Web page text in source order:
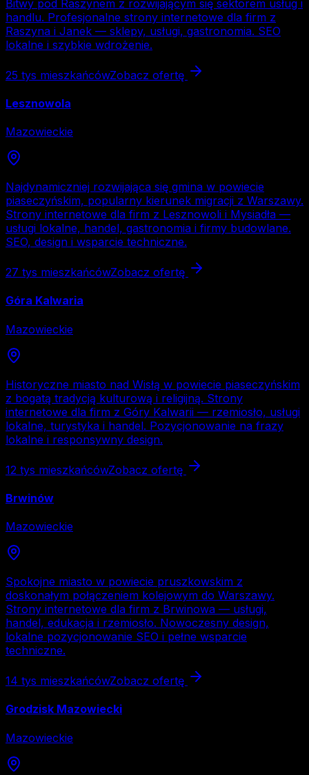
Bitwy pod Raszynem z rozwijającym się sektorem usług i
handlu. Profesjonalne strony internetowe dla firm z
Raszyna i Janek — sklepy, usługi, gastronomia. SEO
lokalne i szybkie wdrożenie.
25 tys mieszkańcówZobacz ofertę
Lesznowola
Mazowieckie
Najdynamiczniej rozwijająca się gmina w powiecie
piaseczyńskim, popularny kierunek migracji z Warszawy.
Strony internetowe dla firm z Lesznowoli i Mysiadła —
usługi lokalne, handel, gastronomia i firmy budowlane.
SEO, design i wsparcie techniczne.
27 tys mieszkańcówZobacz ofertę
Góra Kalwaria
Mazowieckie
Historyczne miasto nad Wisłą w powiecie piaseczyńskim
z bogatą tradycją kulturową i religijną. Strony
internetowe dla firm z Góry Kalwarii — rzemiosło, usługi
lokalne, turystyka i handel. Pozycjonowanie na frazy
lokalne i responsywny design.
12 tys mieszkańcówZobacz ofertę
Brwinów
Mazowieckie
Spokojne miasto w powiecie pruszkowskim z
doskonałym połączeniem kolejowym do Warszawy.
Strony internetowe dla firm z Brwinowa — usługi,
handel, edukacja i rzemiosło. Nowoczesny design,
lokalne pozycjonowanie SEO i pełne wsparcie
techniczne.
14 tys mieszkańcówZobacz ofertę
Grodzisk Mazowiecki
Mazowieckie